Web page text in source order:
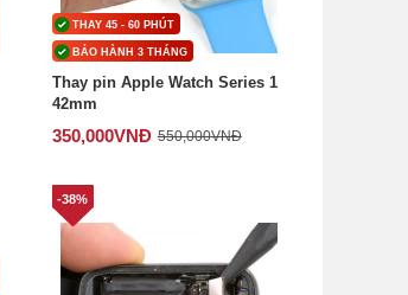
THAY 45 - 60 PHÚT
BẢO HÀNH 3 THÁNG
Thay pin Apple Watch Series 1
42mm
350,000VNĐ 550,000VNĐ
-38%